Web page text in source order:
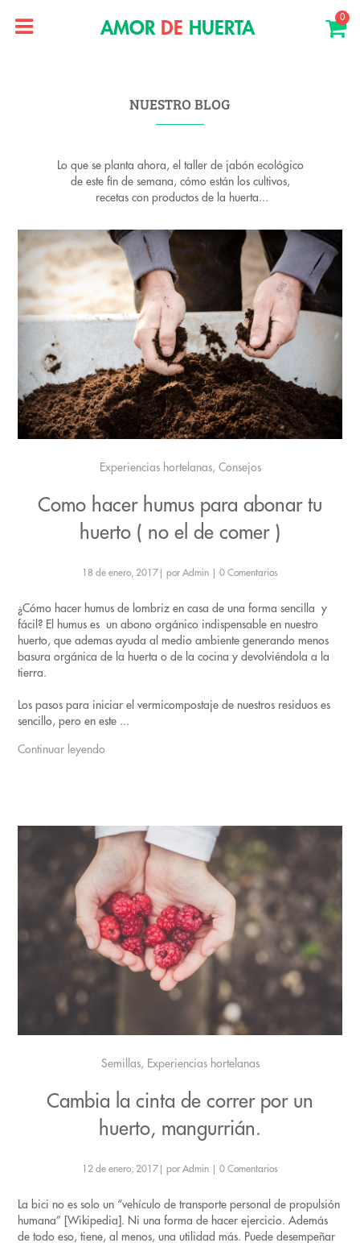
AMOR DE HUERTA
0
NUESTRO BLOG
Lo que se planta ahora, el taller de jabón ecológico
de este fin de semana, cómo están los cultivos,
recetas con productos de la huerta...
Experiencias hortelanas, Consejos
Como hacer humus para abonar tu
huerto ( no el de comer )
18 de enero, 2017 por Admin 0 Comentarios
¿Cómo hacer humus de lombriz en casa de una forma sencilla y
fácil? El humus es un abono orgánico indispensable en nuestro
huerto, que ademas ayuda al medio ambiente generando menos
basura orgánica de la huerta o de la cocina y devolviéndola a la
tierra.
Los pasos para iniciar el vermicompostaje de nuestros residuos es
sencillo, pero en este ...
Continuar leyendo
Semillas, Experiencias hortelanas
Cambia la cinta de correr por un
huerto, mangurrián.
12 de enero, 2017 por Admin 0 Comentarios
La bici no es solo un “vehículo de transporte personal de propulsión
humana” [Wikipedia]. Ni una forma de hacer ejercicio. Además
de todo eso, tiene, al menos, una utilidad más. Puede desempeñar